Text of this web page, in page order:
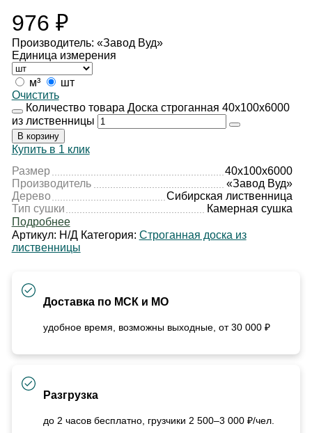
976 ₽
Производитель: «Завод Вуд»
Единица измерения
м³
шт
Очистить
Количество товара Доска строганная 40х100х6000
из лиственницы
В корзину
Купить в 1 клик
Размер
40х100х6000
Производитель
«Завод Вуд»
Дерево
Сибирская лиственница
Тип сушки
Камерная сушка
Подробнее
Артикул: Н/Д Категория: Строганная доска из
лиственницы
Доставка по МСК и МО
удобное время, возможны выходные, от 30 000 ₽
Разгрузка
до 2 часов бесплатно, грузчики 2 500–3 000 ₽/чел.